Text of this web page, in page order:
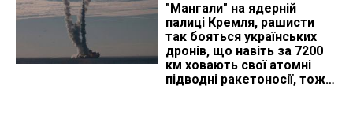
"Мангали" на ядерній
палиці Кремля, рашисти
так бояться українських
дронів, що навіть за 7200
км ховають свої атомні
підводні ракетоносії, тож